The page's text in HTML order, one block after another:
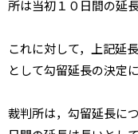
所は当初１０日間の延
これに対して，上記延
として勾留延長の決定
裁判所は，勾留延長に